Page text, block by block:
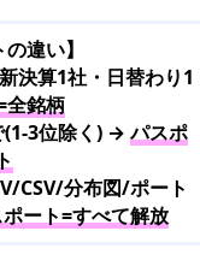
違い】
決算1社・日替わり1
全銘柄
(1-3位除く) →パスポ
CSV/分布図/ポート
ート=すべて解放